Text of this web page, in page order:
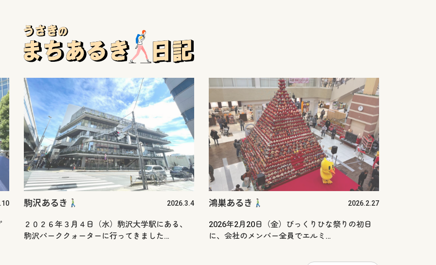
駒沢あるき 2026.3.4
２０２６年３月４日（水）駒沢大学駅にある、
駒沢パーククォーターに行ってきました…
鴻巣あるき 2026.2.27
2026年2月20日（金）びっくりひな祭りの初日
に、会社のメンバー全員でエルミ…